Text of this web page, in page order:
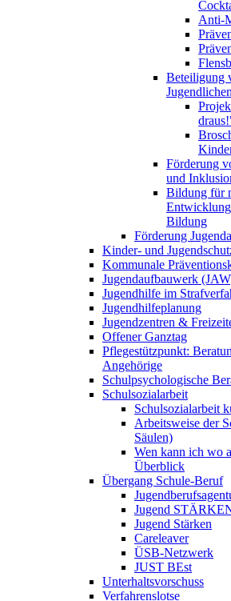
Anti-
Beteiligung
Jugendlichen
Förderung
und
Bildung für
Bildung
Förderung
Kinder- und
Kommunale
Jugendaufbauwerk
Jugendhilfe im
Jugendhilfeplanung
Jugendzentren &
Offener Ganztag
Pflegestützpunkt:
Angehörige
Schulpsychologische
Schulsozialarbeit
Schulsozialarbeit
Arbeitsweise der
Säulen)
Wen kann ich wo
Überblick
Übergang Schule-Beruf
Jugend
Jugend Stärken
Careleaver
ÜSB-Netzwerk
JUST BEst
Unterhaltsvorschuss
Verfahrenslotse